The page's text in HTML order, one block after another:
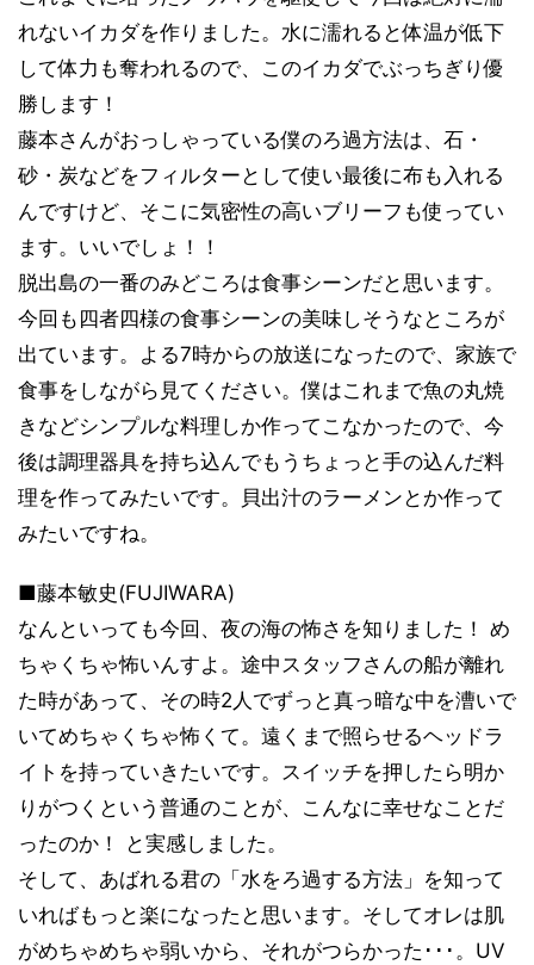
れないイカダを作りました。水に濡れると体温が低下
して体力も奪われるので、このイカダでぶっちぎり優
勝します！
藤本さんがおっしゃっている僕のろ過方法は、石・
砂・炭などをフィルターとして使い最後に布も入れる
んですけど、そこに気密性の高いブリーフも使ってい
ます。いいでしょ！！
脱出島の一番のみどころは食事シーンだと思います。
今回も四者四様の食事シーンの美味しそうなところが
出ています。よる7時からの放送になったので、家族で
食事をしながら見てください。僕はこれまで魚の丸焼
きなどシンプルな料理しか作ってこなかったので、今
後は調理器具を持ち込んでもうちょっと手の込んだ料
理を作ってみたいです。貝出汁のラーメンとか作って
みたいですね。
■藤本敏史(FUJIWARA)
なんといっても今回、夜の海の怖さを知りました！ め
ちゃくちゃ怖いんすよ。途中スタッフさんの船が離れ
た時があって、その時2人でずっと真っ暗な中を漕いで
いてめちゃくちゃ怖くて。遠くまで照らせるヘッドラ
イトを持っていきたいです。スイッチを押したら明か
りがつくという普通のことが、こんなに幸せなことだ
ったのか！ と実感しました。
そして、あばれる君の「水をろ過する方法」を知って
いればもっと楽になったと思います。そしてオレは肌
がめちゃめちゃ弱いから、それがつらかった･･･。UV